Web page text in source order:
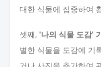
대한 식물에 집중하여
셋째, '나의 식물 도감'
별한 식물을 도감에 기